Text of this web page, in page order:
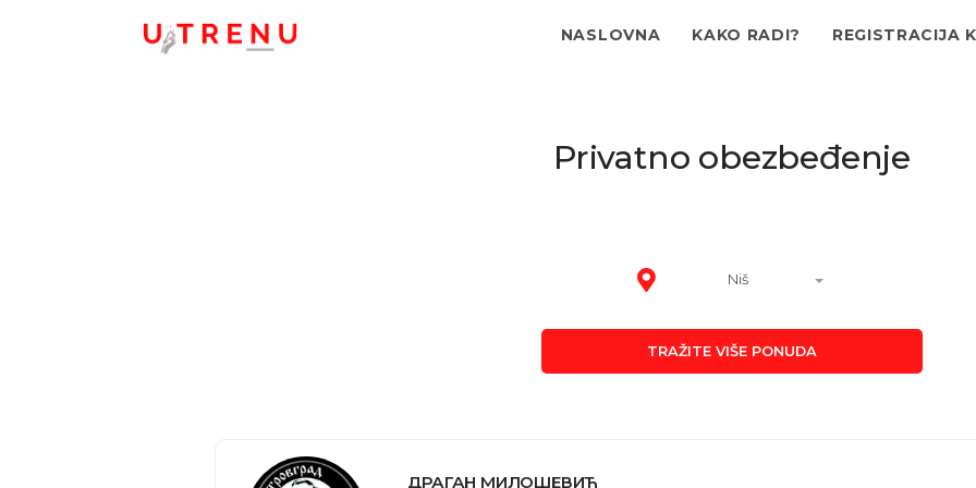
NASLOVNA KAKO RADI? REGISTRACIJA
Privatno obezbeđenje
Niš
TRAŽITE VIŠE PONUDA
ДРАГАН МИЛОШЕВИЋ